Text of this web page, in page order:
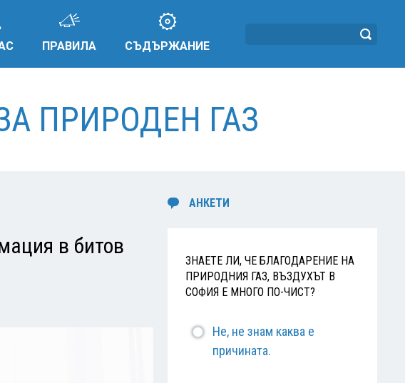
ПРАВИЛА СЪДЪРЖАНИЕ
ПРИРОДЕН ГАЗ
в битов
АНКЕТИ
ЗНАЕТЕ ЛИ, ЧЕ БЛАГОДАРЕНИЕ НА
ПРИРОДНИЯ ГАЗ, ВЪЗДУХЪТ В
СОФИЯ Е МНОГО ПО-ЧИСТ?
Не, не знам каква е
причината.